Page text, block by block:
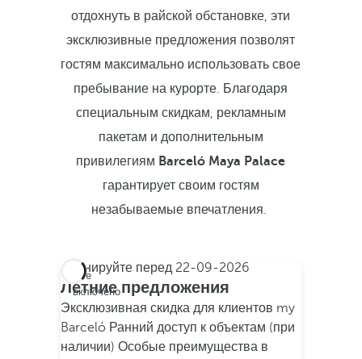
отдохнуть в райской обстановке, эти
эксклюзивные предложения позволят
гостям максимально использовать свое
пребывание на курорте. Благодаря
специальным скидкам, рекламным
пакетам и дополнительным
привилегиям Barceló Maya Palace
гарантирует своим гостям
незабываемые впечатления.
Все
включено
Бронируйте перед 22-09-2026
Летние предложения
Эксклюзивная скидка для клиентов my
Barceló Ранний доступ к объектам (при
наличии) Особые преимущества в